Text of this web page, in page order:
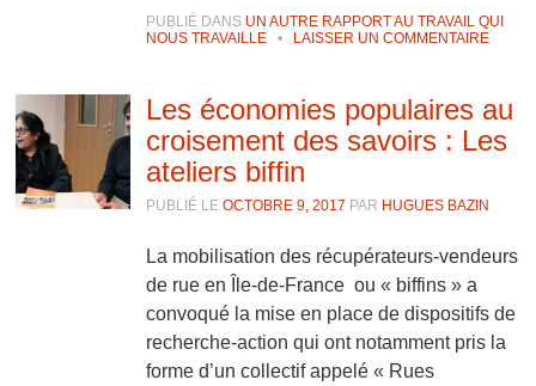
PUBLIÉ DANS UN AUTRE RAPPORT AU TRAVAIL QUI
NOUS TRAVAILLE
• LAISSER UN COMMENTAIRE
Les économies populaires au
croisement des savoirs : Les
ateliers biffin
PUBLIÉ LE OCTOBRE 9, 2017 PAR HUGUES BAZIN
La mobilisation des récupérateurs-vendeurs
de rue en Île-de-France ou « biffins » a
convoqué la mise en place de dispositifs de
recherche-action qui ont notamment pris la
forme d’un collectif appelé « Rues